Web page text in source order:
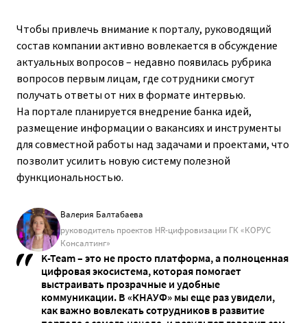
Чтобы привлечь внимание к порталу, руководящий
состав компании активно вовлекается в обсуждение
актуальных вопросов – недавно появилась рубрика
вопросов первым лицам, где сотрудники смогут
получать ответы от них в формате интервью.
На портале планируется внедрение банка идей,
размещение информации о вакансиях и инструменты
для совместной работы над задачами и проектами, что
позволит усилить новую систему полезной
функциональностью.
Валерия Балтабаева
руководитель проектов HR-цифровизации ГК «КОРУС
Консалтинг»
K-Team – это не просто платформа, а полноценная
цифровая экосистема, которая помогает
выстраивать прозрачные и удобные
коммуникации. В «КНАУФ» мы еще раз увидели,
как важно вовлекать сотрудников в развитие